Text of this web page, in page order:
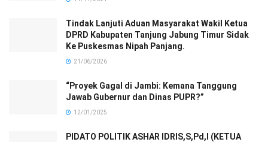
Tindak Lanjuti Aduan Masyarakat Wakil Ketua
DPRD Kabupaten Tanjung Jabung Timur Sidak
Ke Puskesmas Nipah Panjang.
21/06/2026
“Proyek Gagal di Jambi: Kemana Tanggung
Jawab Gubernur dan Dinas PUPR?”
12/01/2025
PIDATO POLITIK ASHAR IDRIS,S,Pd,I (KETUA